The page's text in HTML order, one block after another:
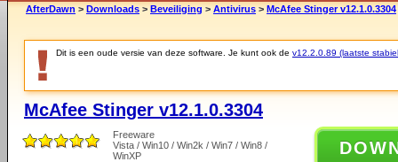
AfterDawn > Downloads > Beveiliging > Antivirus > McAfee Stinger v12.1.0.3304
Dit is een oude versie van deze software. Je kunt ook de v12.2.0.89 (laatste
McAfee Stinger v12.1.0.3304
Freeware
Vista / Win10 / Win2k / Win7 / Win8 /
WinXP